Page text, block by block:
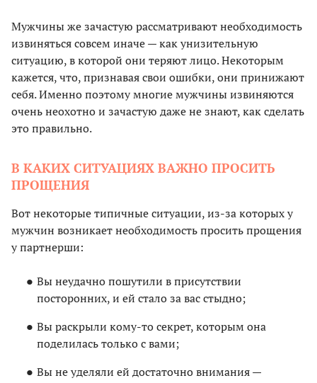
Мужчины же зачастую рассматривают необходимость
извиняться совсем иначе — как унизительную
ситуацию, в которой они теряют лицо. Некоторым
кажется, что, признавая свои ошибки, они принижают
себя. Именно поэтому многие мужчины извиняются
очень неохотно и зачастую даже не знают, как сделать
это правильно.
В КАКИХ СИТУАЦИЯХ ВАЖНО ПРОСИТЬ
ПРОЩЕНИЯ
Вот некоторые типичные ситуации, из-за которых у
мужчин возникает необходимость просить прощения
у партнерши:
Вы неудачно пошутили в присутствии
посторонних, и ей стало за вас стыдно;
Вы раскрыли кому-то секрет, которым она
поделилась только с вами;
Вы не уделяли ей достаточно внимания —